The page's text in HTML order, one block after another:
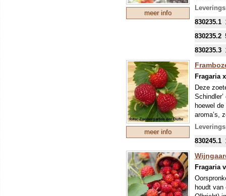
meer info
vruchten,
die al
We
van
een
avond
Onze
welke in
830235.1
830235.2
830235.3
meer info
Fragaria
Deze
hoewel
aroma’s,
voor
Kweker:
Onze
welke in
830245.1
Fragaria
houdt van